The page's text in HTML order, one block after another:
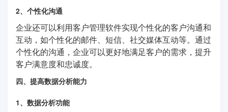
2、个性化沟通
企业还可以利用客户管理软件实现个性化的客户沟通和
互动，如个性化的邮件、短信、社交媒体互动等。通过
个性化的沟通，企业可以更好地满足客户的需求，提升
客户满意度和忠诚度。
四、提高数据分析能力
1、数据分析功能